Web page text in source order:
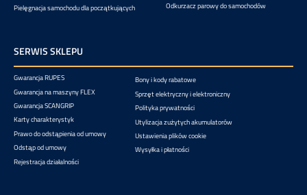
Pielęgnacja samochodu dla początkujących
Odkurzacz parowy do samochodów
SERWIS SKLEPU
Gwarancja RUPES
Gwarancja na maszyny FLEX
Gwarancja SCANGRIP
Karty charakterystyk
Prawo do odstąpienia od umowy
Odstąp od umowy
Rejestracja działalności
Bony i kody rabatowe
Sprzęt elektryczny i elektroniczny
Polityka prywatności
Utylizacja zużytych akumulatorów
Ustawienia plików cookie
Wysyłka i płatności